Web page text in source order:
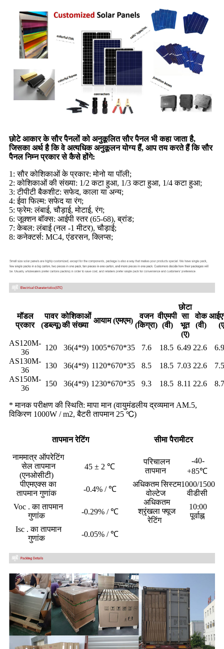
छोटे आकार के सौर पैनलों को अनुकूलित सौर पैनल भी कहा जाता है,
जिसका अर्थ है कि वे अत्यधिक अनुकूलन योग्य हैं, आप तय करते हैं कि सौर
पैनल निम्न प्रकार से कैसे होंगे:
1: सौर कोशिकाओं के प्रकार: मोनो या पॉली;
2: कोशिकाओं की संख्या: 1/2 कटा हुआ, 1/3 कटा हुआ, 1/4 कटा हुआ;
3: टीपीटी बैकशीट: सफेद, काला या अन्य;
4: ईवा फिल्म: सफेद या रंग;
5: फ्रेम: लंबाई, चौड़ाई, मोटाई, रंग;
6: जूक्शन बॉक्स: आईपी स्तर (65-68), ब्रांड;
7: केबल: लंबाई (नल -1 मीटर), चौड़ाई;
8: कनेक्टर्स: MC4, एंडरसन, क्लिप्स;
मॉडल
प्रकार
पावर
(डब्ल्यू)
कोशिकाओं
की संख्या
आयाम (एमएम)
वजन
(किग्रा)
वीएमपी
(वी)
छोटा
सा
भूत
(ए)
वोक
(वी)
AS120M-
36
120 36(4*9) 1005*670*35 7.6 18.5 6.49 22.6
AS130M-
36
130 36(4*9) 1120*670*35 8.5 18.5 7.03 22.6
AS150M-
36
150 36(4*9) 1230*670*35 9.3 18.5 8.11 22.6
* मानक परीक्षण की स्थिति: मापा मान (वायुमंडलीय द्रव्यमान AM.5,
विकिरण 1000W / m2, बैटरी तापमान 25 ℃)
तापमान रेटिंग सीमा पैरामीटर
नाममात्र ऑपरेटिंग
सेल तापमान
(एनओसीटी)
45 ± 2 ℃
परिचालन
तापमान
-40-
+85℃
पीएमएक्स का
तापमान गुणांक
-0.4% / ℃
अधिकतम सिस्टम
वोल्टेज
1000/1500
वीडीसी
Voc . का तापमान
गुणांक
-0.29% / ℃
अधिकतम
श्रृंखला फ्यूज
रेटिंग
10:00
पूर्वाह्न
Isc . का तापमान
गुणांक
-0.05% / ℃